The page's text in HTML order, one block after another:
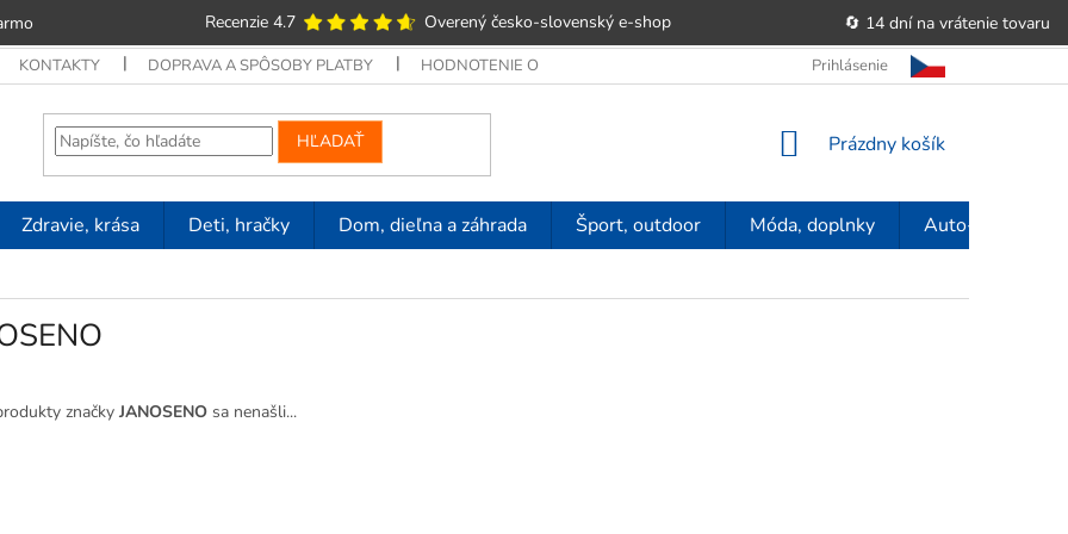
Recenzie 4.7 Overený česko-slovenský e‑shop
🔄 14 dní na vrátenie tovaru
KONTAKTY DOPRAVA A SPÔSOBY PLATBY HODNOTENIE OBCHODU OBCHODNÉ PODMIENKY POUČENIE O PRÁVE
Prihlásenie
HĽADAŤ
NÁKUPNÝ
Prázdny košík
Zdravie, krása Deti, hračky Dom, dieľna a záhrada Šport, outdoor Móda, doplnky Auto-moto
značky JANOSENO sa nenašli...